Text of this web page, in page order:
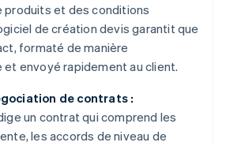
produits et des conditions
de création devis garantit que
formaté de manière
envoyé rapidement au client.
de contrats :
un contrat qui comprend les
les accords de niveau de